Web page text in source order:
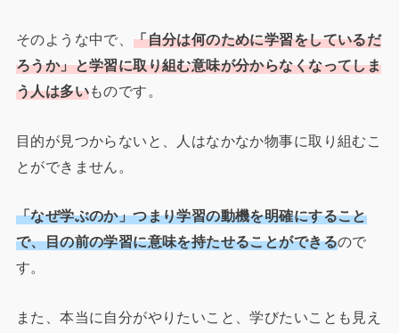
そのような中で、 「自分は何のために学習をしているだ
ろうか」と学習に取り組む意味が分からなくなってしま
う人は多いものです。
目的が見つからないと、人はなかなか物事に取り組むこ
とができません。
「なぜ学ぶのか」つまり学習の動機を明確にすること
で、目の前の学習に意味を持たせることができるので
す。
また、本当に自分がやりたいこと、学びたいことも見え